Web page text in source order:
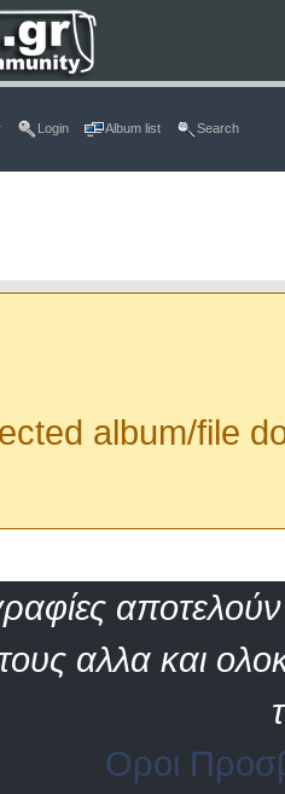
Login Album list Search
album/file
αποτελούν
αλλα και
Οροι